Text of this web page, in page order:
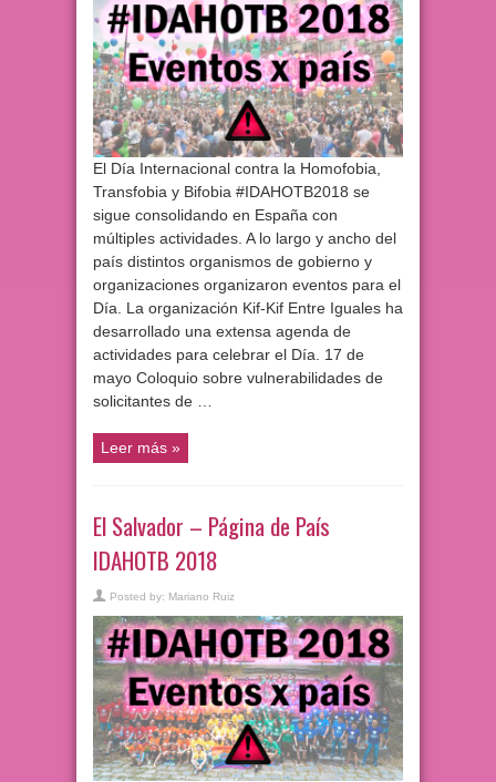
El Día Internacional contra la Homofobia,
Transfobia y Bifobia #IDAHOTB2018 se
sigue consolidando en España con
múltiples actividades. A lo largo y ancho del
país distintos organismos de gobierno y
organizaciones organizaron eventos para el
Día. La organización Kif-Kif Entre Iguales ha
desarrollado una extensa agenda de
actividades para celebrar el Día. 17 de
mayo Coloquio sobre vulnerabilidades de
solicitantes de …
Leer más »
El Salvador – Página de País
IDAHOTB 2018
Posted by: Mariano Ruiz